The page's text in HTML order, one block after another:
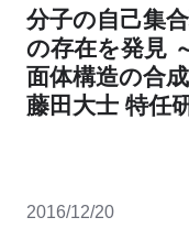
分子の自己集
の存在を発見
面体構造の合
藤田大士 特任
2016/12/20